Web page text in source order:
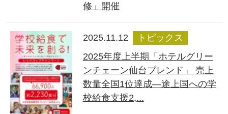
修」開催
2025.11.12
トピックス
2025年度上半期「ホテルグリー
ンチェーン仙台ブレンド」 売上
数量全国1位達成―途上国への学
校給食支援2,...